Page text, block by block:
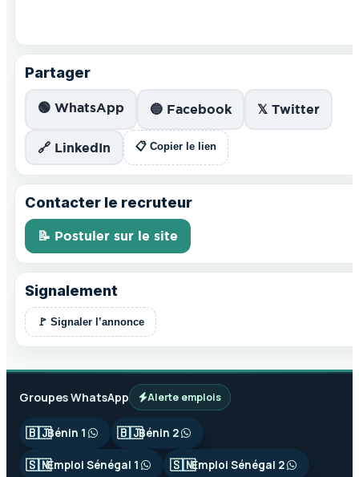
Partager
🟢 WhatsApp 🔵 Facebook 𝕏 Twitter
🔗 LinkedIn 📋 Copier le lien
Contacter le recruteur
📝 Postuler sur le site
Signalement
🚩 Signaler l’annonce
Groupes WhatsApp Alerte emplois
🇧🇯Bénin 1 🇧🇯Bénin 2
🇸🇳Emploi Sénégal 1 🇸🇳Emploi Sénégal 2